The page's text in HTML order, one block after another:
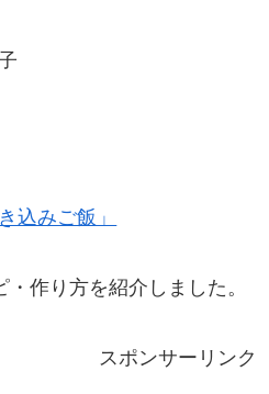
込みご飯」
作り方を紹介しました。
スポンサーリンク